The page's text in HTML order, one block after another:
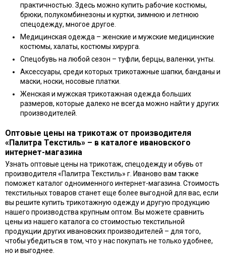
практичностью. Здесь можно купить рабочие костюмы,
брюки, полукомбинезоны и куртки, зимнюю и летнюю
спецодежду, многое другое.
Медицинская одежда – женские и мужские медицинские
костюмы, халаты, костюмы хирурга.
Спецобувь на любой сезон – туфли, берцы, валенки, унты.
Аксессуары, среди которых трикотажные шапки, банданы и
маски, носки, носовые платки.
Женская и мужская трикотажная одежда больших
размеров, которые далеко не всегда можно найти у других
производителей.
Оптовые цены на трикотаж от производителя
«Палитра Текстиль» – в каталоге ивановского
интернет-магазина
Узнать оптовые цены на трикотаж, спецодежду и обувь от
производителя «Палитра Текстиль» г. Иваново вам также
поможет каталог одноименного интернет-магазина. Стоимость
текстильных товаров станет еще более выгодной для вас, если
вы решите купить трикотажную одежду и другую продукцию
нашего производства крупным оптом. Вы можете сравнить
цены из нашего каталога со стоимостью текстильной
продукции других ивановских производителей – для того,
чтобы убедиться в том, что у нас покупать не только удобнее,
но и выгоднее.